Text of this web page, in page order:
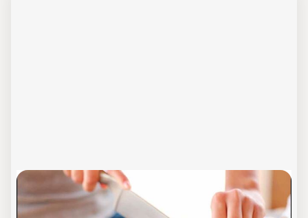
Workshop Salate, Dressings &
Dips